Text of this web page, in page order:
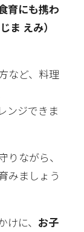
育にも携わ
ま えみ）
など、料理
ンジできま
ながら、
みましょう
けに、 お子